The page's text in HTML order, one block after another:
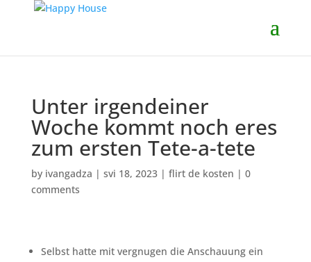
Unter irgendeiner
Woche kommt noch eres
zum ersten Tete-a-tete
by ivangadza | svi 18, 2023| flirt de kosten | 0
comments
Selbst hatte mit vergnugen die Anschauung ein